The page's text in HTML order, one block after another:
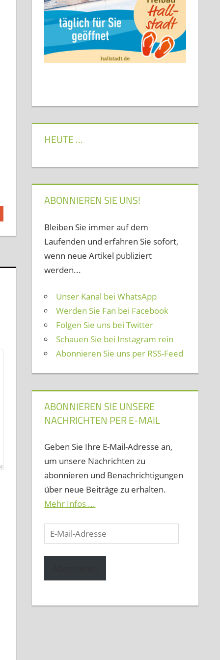
HEUTE …
ABONNIEREN SIE UNS!
Bleiben Sie immer auf dem
Laufenden und erfahren Sie sofort,
wenn neue Artikel publiziert
werden...
Unser Kanal bei WhatsApp
Werden Sie Fan bei Facebook
Folgen Sie uns bei Twitter
Schauen Sie bei Instagram rein
Abonnieren Sie uns per RSS-Feed
ABONNIEREN SIE UNSERE
NACHRICHTEN PER E-MAIL
Geben Sie Ihre E-Mail-Adresse an,
um unsere Nachrichten zu
abonnieren und Benachrichtigungen
über neue Beiträge zu erhalten.
Mehr Infos ...
E-
Mail-
Adresse